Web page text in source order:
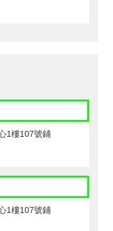
1樓107號鋪
1樓107號鋪